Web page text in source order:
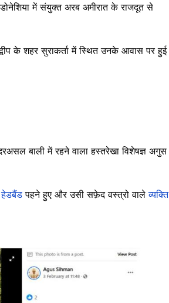
में संयुक्त अरब अमीरात के राजदूत से
के शहर सुराकर्ता में स्थित उनके आवास पर हुई
बाली में रहने वाला हस्तरेखा विशेषज्ञ अगुस
हेडबैंडपहने हुए और उसी सफ़ेद वस्त्रो वालेव्यक्ति